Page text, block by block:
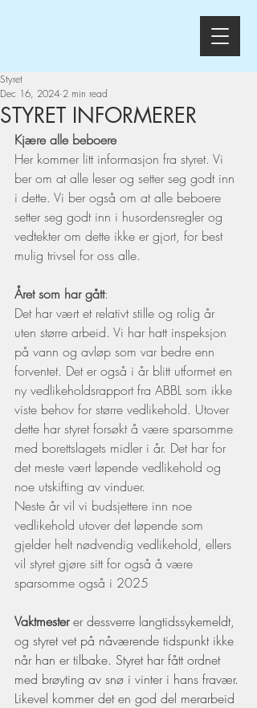
STYRET INFORMERER
Styret
Dec 16, 2024 2 min read
Kjære alle beboere
Her kommer litt informasjon fra styret. Vi
ber om at alle leser og setter seg godt inn
i dette. Vi ber også om at alle beboere
setter seg godt inn i husordensregler og
vedtekter om dette ikke er gjort, for best
mulig trivsel for oss alle.
Året som har gått:
Det har vært et relativt stille og rolig år
uten større arbeid. Vi har hatt inspeksjon
på vann og avløp som var bedre enn
forventet. Det er også i år blitt utformet en
ny vedlikeholdsrapport fra ABBL som ikke
viste behov for større vedlikehold. Utover
dette har styret forsøkt å være sparsomme
med borettslagets midler i år. Det har for
det meste vært løpende vedlikehold og
noe utskifting av vinduer.
Neste år vil vi budsjettere inn noe
vedlikehold utover det løpende som
gjelder helt nødvendig vedlikehold, ellers
vil styret gjøre sitt for også å være
sparsomme også i 2025
Vaktmester er dessverre langtidssykemeldt,
og styret vet på nåværende tidspunkt ikke
når han er tilbake. Styret har fått ordnet
med brøyting av snø i vinter i hans fravær.
Likevel kommer det en god del merarbeid